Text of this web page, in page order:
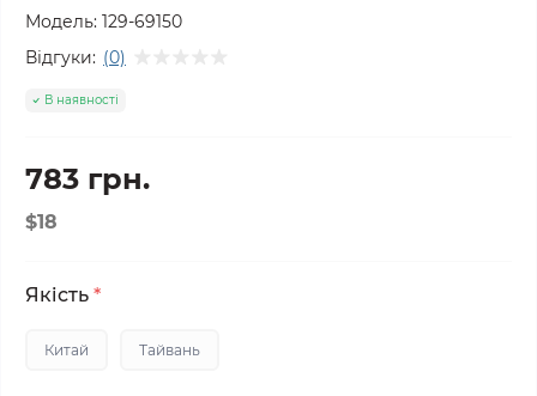
Модель: 129-69150
Відгуки: (0)
В наявності
783 грн.
$18
Якість *
Китай Тайвань